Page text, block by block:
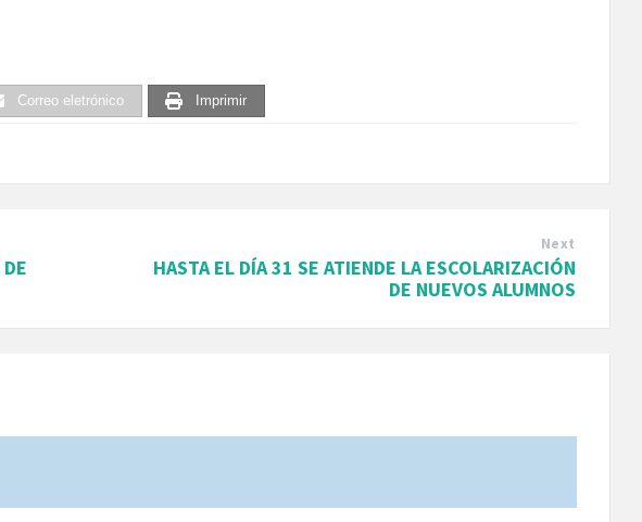
Correo eletrónico Imprimir
Next
HASTA EL DÍA 31 SE ATIENDE LA ESCOLARIZACIÓN
DE NUEVOS ALUMNOS